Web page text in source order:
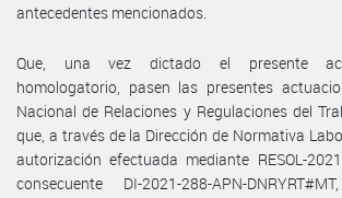
antecedentes mencionados.
Que, una vez dictado el presente
homologatorio, pasen las presentes
Nacional de Relaciones y Regulaciones del
que, a través de la Dirección de Normativa
autorización efectuada mediante RESOL-
consecuente DI-2021-288-APN-